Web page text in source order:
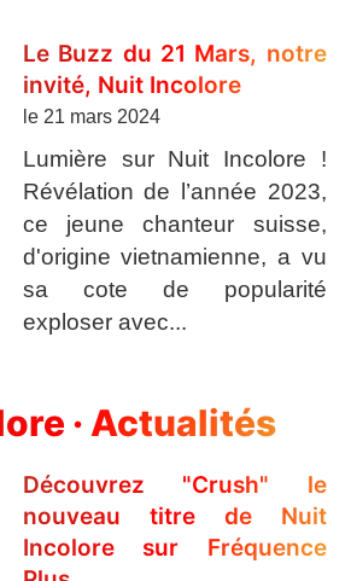
Le Buzz du 21 Mars, notre
invité, Nuit Incolore
le 21 mars 2024
Lumière sur Nuit Incolore !
Révélation de l’année 2023,
ce jeune chanteur suisse,
d'origine vietnamienne, a vu
sa cote de popularité
exploser avec...
· Actualités
Découvrez "Crush" le
nouveau titre de Nuit
Incolore sur Fréquence